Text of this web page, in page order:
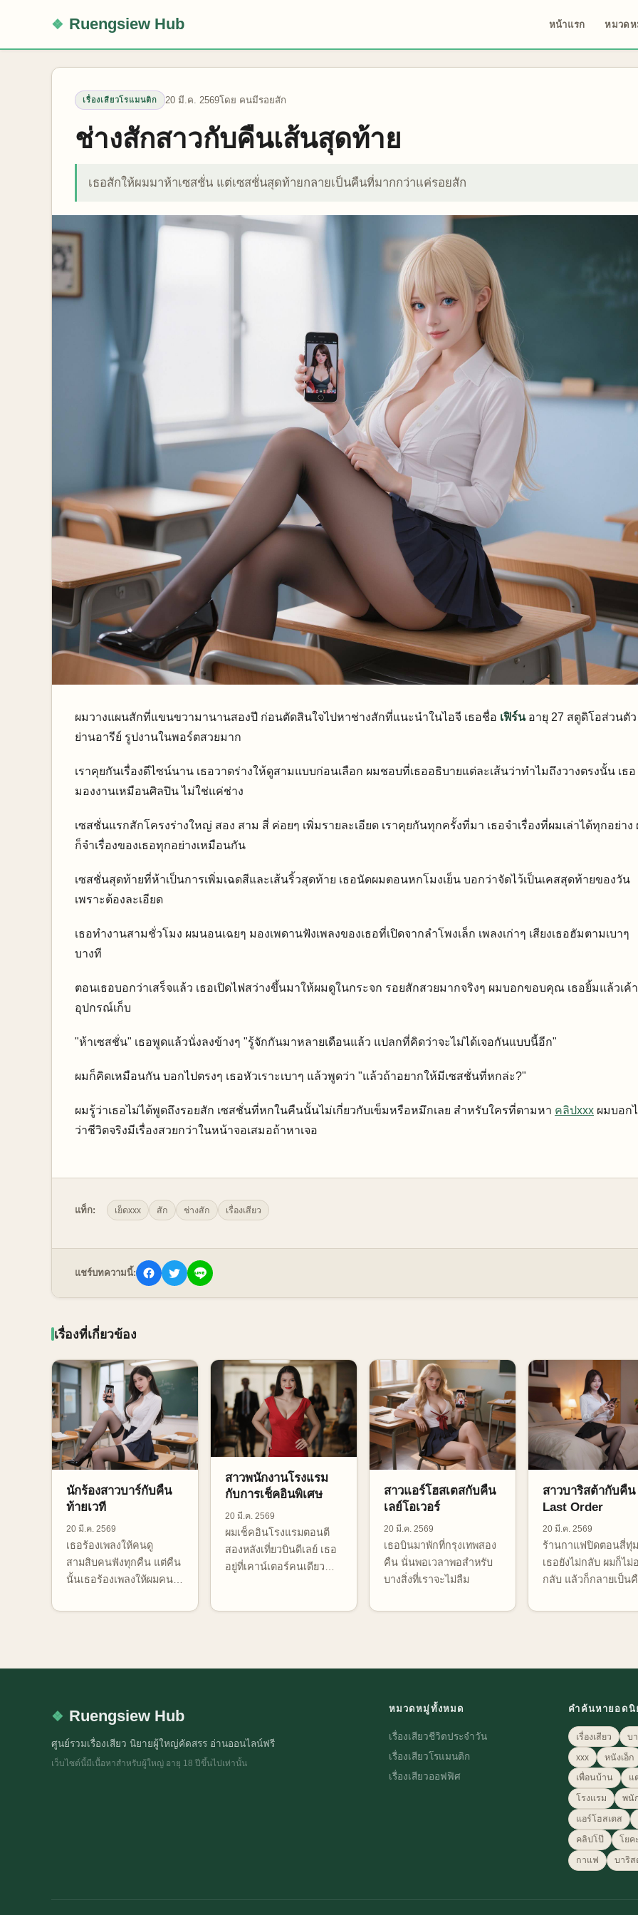
Ruengsiew Hub หน้าแรก หมวด
เรื่องเสียวโรแมนติก 20 มี.ค. 2569โดย คนมีรอยสัก
ช่างสักสาวกับคืนเส้นสุดท้าย
เธอสักให้ผมมาห้าเซสชั่น แต่เซสชั่นสุดท้ายกลายเป็นคืนที่มากกว่าแค่รอยสัก
ผมวางแผนสักที่แขนขวามานานสองปี ก่อนตัดสินใจไปหาช่างสักที่แนะนำในไอจี เธอชื่อ เฟิร์นอายุ 27 สตูดิโอส่วนตัว
ย่านอารีย์ รูปงานในพอร์ตสวยมาก
เราคุยกันเรื่องดีไซน์นาน เธอวาดร่างให้ดูสามแบบก่อนเลือก ผมชอบที่เธออธิบายแต่ละเส้นว่าทำไมถึงวางตรงนั้น เธอ
มองงานเหมือนศิลปิน ไม่ใช่แค่ช่าง
เซสชั่นแรกสักโครงร่างใหญ่ สอง สาม สี่ ค่อยๆ เพิ่มรายละเอียด เราคุยกันทุกครั้งที่มา เธอจำเรื่องที่ผมเล่าได้ทุกอย่าง
ก็จำเรื่องของเธอทุกอย่างเหมือนกัน
เซสชั่นสุดท้ายที่ห้าเป็นการเพิ่มเฉดสีและเส้นริ้วสุดท้าย เธอนัดผมตอนหกโมงเย็น บอกว่าจัดไว้เป็นเคสสุดท้ายของวัน
เพราะต้องละเอียด
เธอทำงานสามชั่วโมง ผมนอนเฉยๆ มองเพดานฟังเพลงของเธอที่เปิดจากลำโพงเล็ก เพลงเก่าๆ เสียงเธอฮัมตามเบาๆ
บางที
ตอนเธอบอกว่าเสร็จแล้ว เธอเปิดไฟสว่างขึ้นมาให้ผมดูในกระจก รอยสักสวยมากจริงๆ ผมบอกขอบคุณ เธอยิ้มแล้วเค้า
อุปกรณ์เก็บ
"ห้าเซสชั่น" เธอพูดแล้วนั่งลงข้างๆ "รู้จักกันมาหลายเดือนแล้ว แปลกที่คิดว่าจะไม่ได้เจอกันแบบนี้อีก"
ผมก็คิดเหมือนกัน บอกไปตรงๆ เธอหัวเราะเบาๆ แล้วพูดว่า "แล้วถ้าอยากให้มีเซสชั่นที่หกล่ะ?"
ผมรู้ว่าเธอไม่ได้พูดถึงรอยสัก เซสชั่นที่หกในคืนนั้นไม่เกี่ยวกับเข็มหรือหมึกเลย สำหรับใครที่ตามหา คลิปxxx ผมบอก
ว่าชีวิตจริงมีเรื่องสวยกว่าในหน้าจอเสมอถ้าหาเจอ
แท็ก: เย็ดxxx สัก ช่างสัก เรื่องเสียว
แชร์บทความนี้:
เรื่องที่เกี่ยวข้อง
นักร้องสาวบาร์กับคืน
ท้ายเวที
20 มี.ค. 2569
เธอร้องเพลงให้คนดู
สามสิบคนฟังทุกคืน แต่คืน
นั้นเธอร้องเพลงให้ผมคน
สาวพนักงานโรงแรม
กับการเช็คอินพิเศษ
20 มี.ค. 2569
ผมเช็คอินโรงแรมตอนตี
สองหลังเที่ยวบินดีเลย์ เธอ
อยู่ที่เคาน์เตอร์คนเดียว
สาวแอร์โฮสเตสกับคืน
เลย์โอเวอร์
20 มี.ค. 2569
เธอบินมาพักที่กรุงเทพสอง
คืน นั่นพอเวลาพอสำหรับ
บางสิ่งที่เราจะไม่ลืม
สาวบาริสต้ากับคืน
Last Order
20 มี.ค. 2569
ร้านกาแฟปิดตอนสี่ทุ่
เธอยังไม่กลับ ผมก็ไม่
กลับ แล้วก็กลายเป็น
Ruengsiew Hub
ศูนย์รวมเรื่องเสียว นิยายผู้ใหญ่คัดสรร อ่านออนไลน์ฟรี
เว็บไซต์นี้มีเนื้อหาสำหรับผู้ใหญ่ อายุ 18 ปีขึ้นไปเท่านั้น
หมวดหมู่ทั้งหมด
เรื่องเสียวชีวิตประจำวัน
เรื่องเสียวโรแมนติก
เรื่องเสียวออฟฟิศ
คำค้นหายอดนิ
เรื่องเสียว บ
xxx หนังเอ็ก
เพื่อนบ้าน แ
โรงแรม พนั
แอร์โฮสเตส
คลิปโป๊ โยค
กาแฟ บาริส